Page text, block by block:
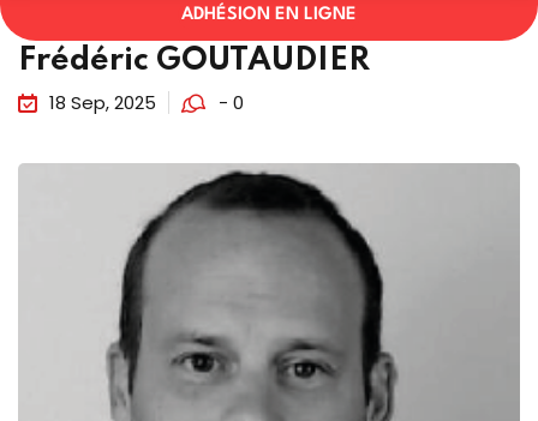
ADHÉSION EN LIGNE
Frédéric GOUTAUDIER
18 Sep, 2025 - 0